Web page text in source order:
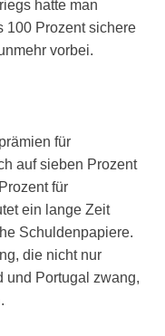
hatte man
100 Prozent sichere
vorbei.
für
auf sieben Prozent
für
ein lange Zeit
Schuldenpapiere.
die nicht nur
und Portugal zwang,